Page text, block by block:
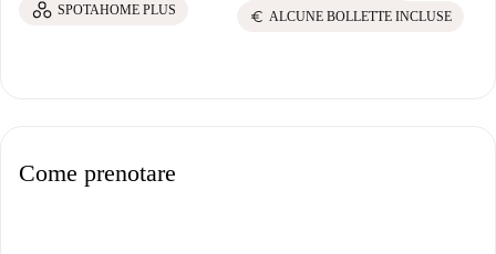
SPOTAHOME PLUS
euro ALCUNE BOLLETTE INCLUSE
Come prenotare